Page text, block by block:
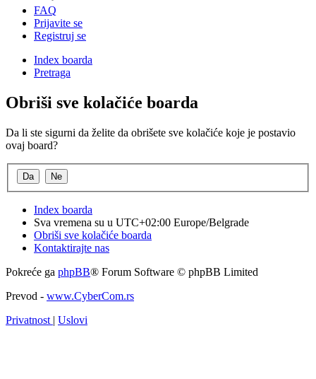
FAQ
Prijavite se
Registruj se
Index boarda
Pretraga
Obriši sve kolačiće boarda
Da li ste sigurni da želite da obrišete sve kolačiće koje je postavio
ovaj board?
Index boarda
Sva vremena su u UTC+02:00 Europe/Belgrade
Obriši sve kolačiće boarda
Kontaktirajte nas
Pokreće ga phpBB® Forum Software © phpBB Limited
Prevod - www.CyberCom.rs
Privatnost | Uslovi